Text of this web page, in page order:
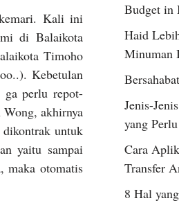
kemari. Kali ini
di Balaikota
Timoho
Kebetulan
ga perlu repot-
Wong, akhirnya
untuk
yaitu sampai
maka otomatis
Budget in
Haid
Minuman
Jenis-
yang
Cara
Transfer
8 Hal